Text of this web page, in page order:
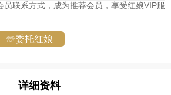
员联系方式，成为推荐会员，享受红娘VIP服
☏委托红娘
详细资料